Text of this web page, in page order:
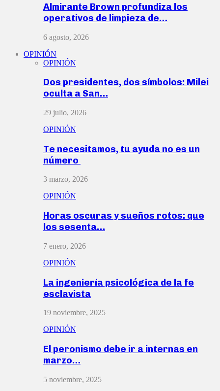
Almirante Brown profundiza los
operativos de limpieza de…
6 agosto, 2026
OPINIÓN
OPINIÓN
Dos presidentes, dos símbolos: Milei
oculta a San…
29 julio, 2026
OPINIÓN
Te necesitamos, tu ayuda no es un
número
3 marzo, 2026
OPINIÓN
Horas oscuras y sueños rotos: que
los sesenta…
7 enero, 2026
OPINIÓN
La ingeniería psicológica de la fe
esclavista
19 noviembre, 2025
OPINIÓN
El peronismo debe ir a internas en
marzo…
5 noviembre, 2025